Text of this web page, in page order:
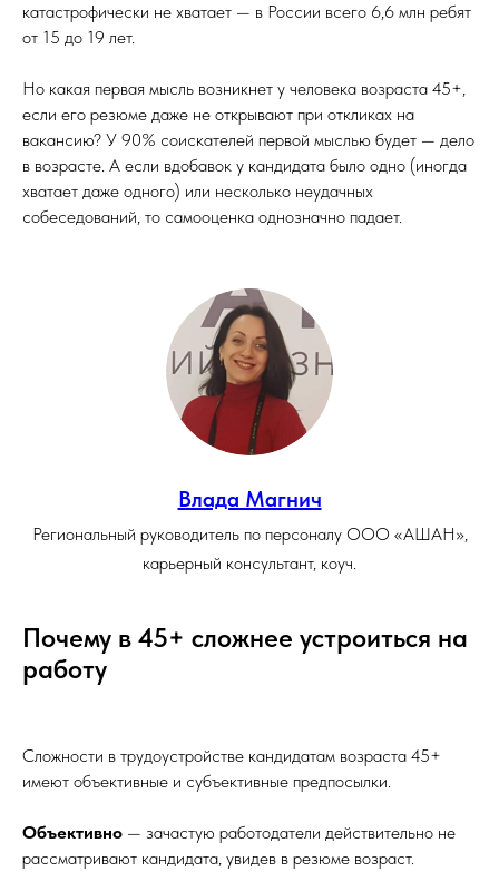
катастрофически не хватает — в России всего 6,6 млн ребят
от 15 до 19 лет.
Но какая первая мысль возникнет у человека возраста 45+,
если его резюме даже не открывают при откликах на
вакансию? У 90% соискателей первой мыслью будет — дело
в возрасте. А если вдобавок у кандидата было одно (иногда
хватает даже одного) или несколько неудачных
собеседований, то самооценка однозначно падает.
Влада Магнич
Региональный руководитель по персоналу ООО «АШАН»,
карьерный консультант, коуч.
Почему в 45+ сложнее устроиться на
работу
Сложности в трудоустройстве кандидатам возраста 45+
имеют объективные и субъективные предпосылки.
Объективно — зачастую работодатели действительно не
рассматривают кандидата, увидев в резюме возраст.